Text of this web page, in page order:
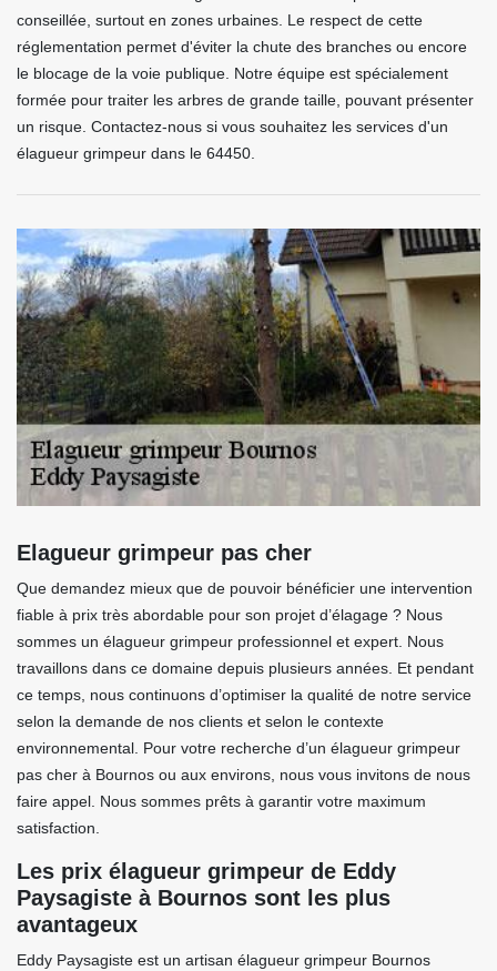
conseillée, surtout en zones urbaines. Le respect de cette
réglementation permet d'éviter la chute des branches ou encore
le blocage de la voie publique. Notre équipe est spécialement
formée pour traiter les arbres de grande taille, pouvant présenter
un risque. Contactez-nous si vous souhaitez les services d'un
élagueur grimpeur dans le 64450.
Elagueur grimpeur pas cher
Que demandez mieux que de pouvoir bénéficier une intervention
fiable à prix très abordable pour son projet d’élagage ? Nous
sommes un élagueur grimpeur professionnel et expert. Nous
travaillons dans ce domaine depuis plusieurs années. Et pendant
ce temps, nous continuons d’optimiser la qualité de notre service
selon la demande de nos clients et selon le contexte
environnemental. Pour votre recherche d’un élagueur grimpeur
pas cher à Bournos ou aux environs, nous vous invitons de nous
faire appel. Nous sommes prêts à garantir votre maximum
satisfaction.
Les prix élagueur grimpeur de Eddy
Paysagiste à Bournos sont les plus
avantageux
Eddy Paysagiste est un artisan élagueur grimpeur Bournos